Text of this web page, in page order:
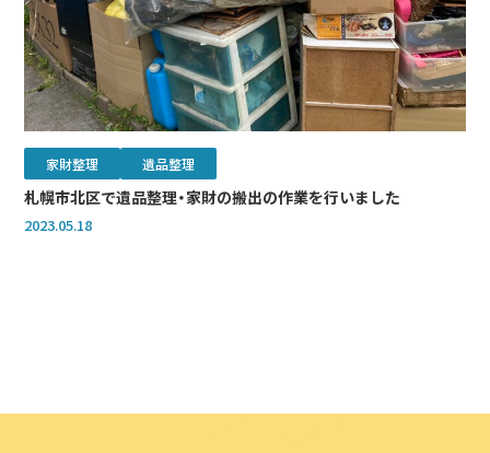
家財整理 遺品整理
札幌市北区で遺品整理・家財の搬出の作業を行いました
2023.05.18